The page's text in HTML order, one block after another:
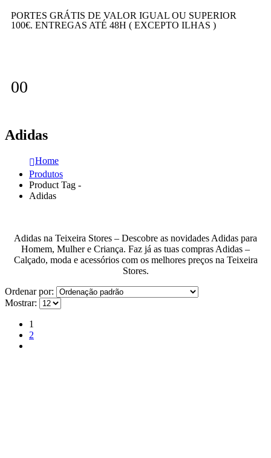
PORTES GRÁTIS DE VALOR IGUAL OU SUPERIOR
100€. ENTREGAS ATÉ 48H ( EXCEPTO ILHAS )
00
Adidas
Home
Produtos
Product Tag -
Adidas
Adidas na Teixeira Stores – Descobre as novidades Adidas para
Homem, Mulher e Criança. Faz já as tuas compras Adidas –
Calçado, moda e acessórios com os melhores preços na Teixeira
Stores.
Ordenar por:
Mostrar:
1
2